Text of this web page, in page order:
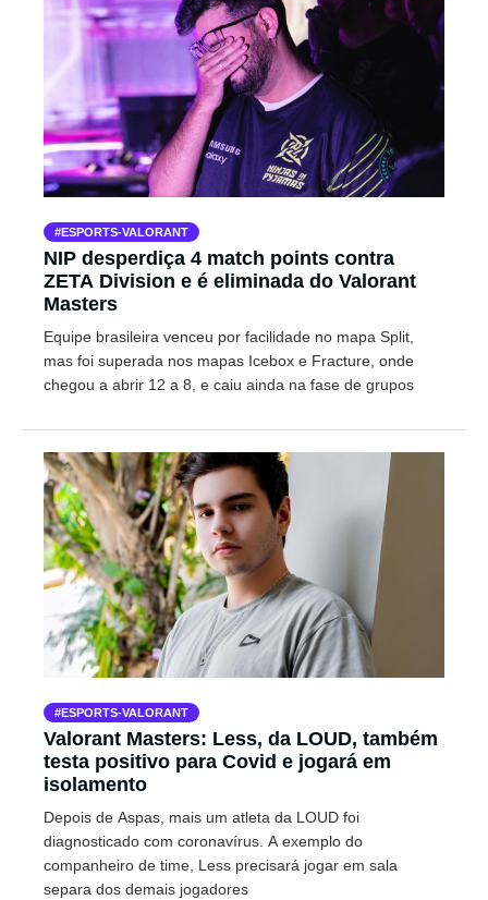
ESPORTS-VALORANT
NIP desperdiça 4 match points contra
ZETA Division e é eliminada do Valorant
Masters
Equipe brasileira venceu por facilidade no mapa Split,
mas foi superada nos mapas Icebox e Fracture, onde
chegou a abrir 12 a 8, e caiu ainda na fase de grupos
ESPORTS-VALORANT
Valorant Masters: Less, da LOUD, também
testa positivo para Covid e jogará em
isolamento
Depois de Aspas, mais um atleta da LOUD foi
diagnosticado com coronavírus. A exemplo do
companheiro de time, Less precisará jogar em sala
separa dos demais jogadores